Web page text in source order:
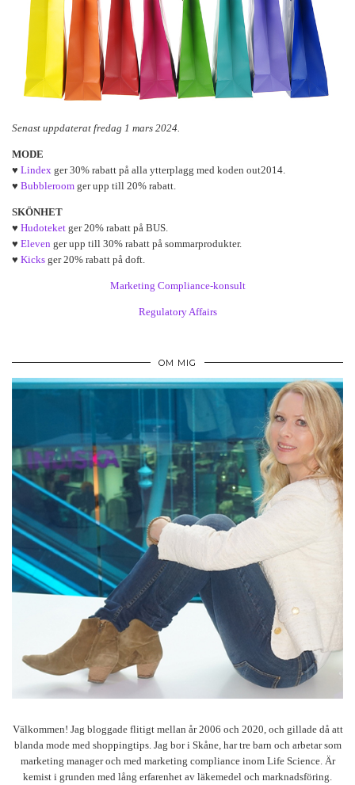
Senast uppdaterat fredag 1 mars 2024.
MODE
♥ Lindex ger 30% rabatt på alla ytterplagg med koden out2014.
♥ Bubbleroom ger upp till 20% rabatt.
SKÖNHET
♥ Hudoteket ger 20% rabatt på BUS.
♥ Eleven ger upp till 30% rabatt på sommarprodukter.
♥ Kicks ger 20% rabatt på doft.
Marketing Compliance-konsult
Regulatory Affairs
OM MIG
Välkommen! Jag bloggade flitigt mellan år 2006 och 2020, och gillade då att
blanda mode med shoppingtips. Jag bor i Skåne, har tre barn och arbetar som
marketing manager och med marketing compliance inom Life Science. Är
kemist i grunden med lång erfarenhet av läkemedel och marknadsföring.